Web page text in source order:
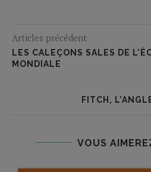
Articles précédent
LES CALEÇONS SALES DE
MONDIALE
FITCH,
VOUS